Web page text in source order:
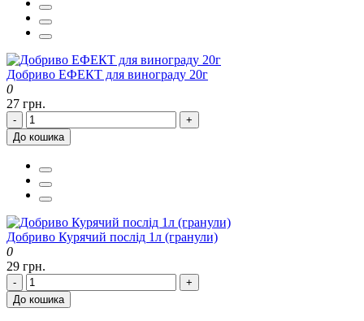
Добриво ЕФЕКТ для винограду 20г
0
27 грн.
-
+
До кошика
Добриво Курячий послід 1л (гранули)
0
29 грн.
-
+
До кошика